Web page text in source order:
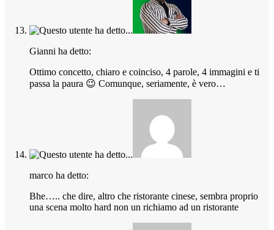
Gianni ha detto:
Ottimo concetto, chiaro e coinciso, 4 parole, 4 immagini e ti
passa la paura 😉 Comunque, seriamente, è vero…
marco ha detto:
Bhe….. che dire, altro che ristorante cinese, sembra proprio
una scena molto hard non un richiamo ad un ristorante